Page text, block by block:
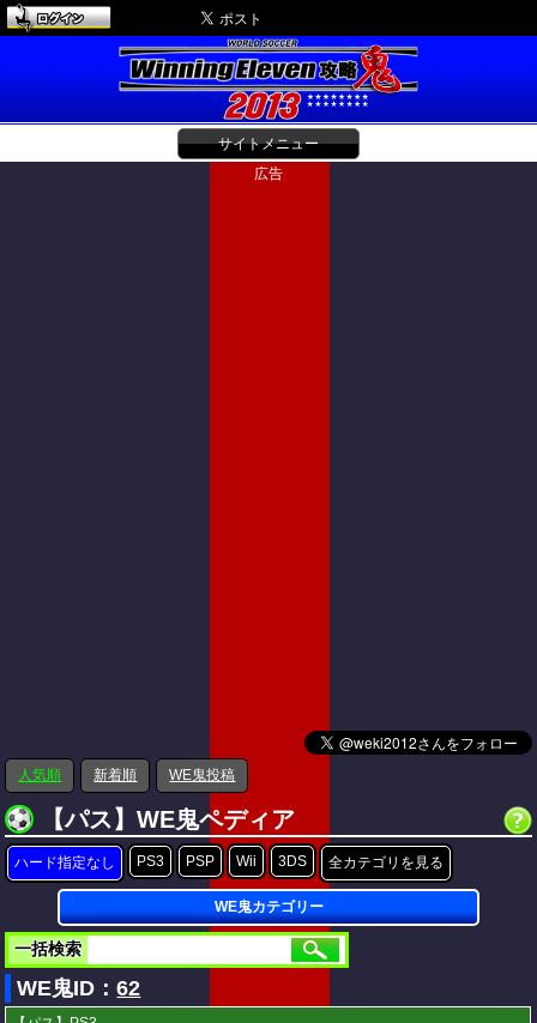
サイトメニュー
広告
人気順 新着順 WE鬼投稿
【パス】WE鬼ペディア
ハード指定なし PS3 PSP Wii 3DS 全カテゴリを見る
WE鬼カテゴリー
一括検索
WE鬼ID：62